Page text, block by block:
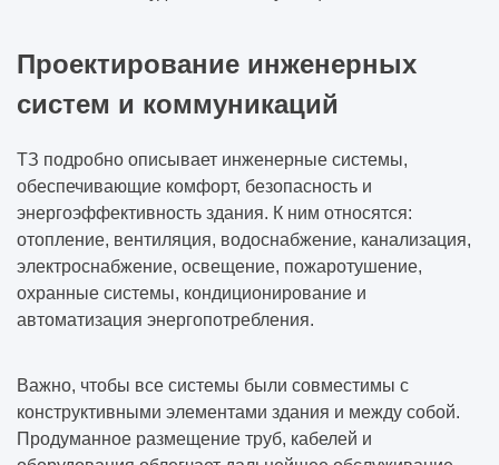
Проектирование инженерных
систем и коммуникаций
ТЗ подробно описывает инженерные системы,
обеспечивающие комфорт, безопасность и
энергоэффективность здания. К ним относятся:
отопление, вентиляция, водоснабжение, канализация,
электроснабжение, освещение, пожаротушение,
охранные системы, кондиционирование и
автоматизация энергопотребления.
Важно, чтобы все системы были совместимы с
конструктивными элементами здания и между собой.
Продуманное размещение труб, кабелей и